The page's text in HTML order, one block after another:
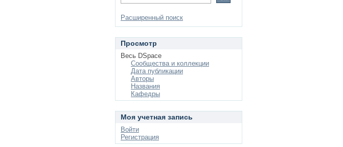
Расширенный поиск
Просмотр
Весь DSpace
Сообщества и коллекции
Дата публикации
Авторы
Названия
Кафедры
Моя учетная запись
Войти
Регистрация